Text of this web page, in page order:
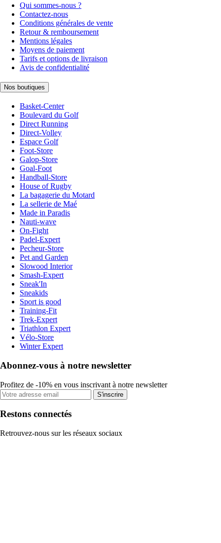
Qui sommes-nous ?
Contactez-nous
Conditions générales de vente
Retour & remboursement
Mentions légales
Moyens de paiement
Tarifs et options de livraison
Avis de confidentialité
Nos boutiques
Basket-Center
Boulevard du Golf
Direct Running
Direct-Volley
Espace Golf
Foot-Store
Galop-Store
Goal-Foot
Handball-Store
House of Rugby
La bagagerie du Motard
La sellerie de Maé
Made in Paradis
Nauti-wave
On-Fight
Padel-Expert
Pecheur-Store
Pet and Garden
Slowood Interior
Smash-Expert
Sneak'In
Sneakids
Sport is good
Training-Fit
Trek-Expert
Triathlon Expert
Vélo-Store
Winter Expert
Abonnez-vous à notre newsletter
Profitez de -10% en vous inscrivant à notre newsletter
S'inscrire
Restons connectés
Retrouvez-nous sur les réseaux sociaux